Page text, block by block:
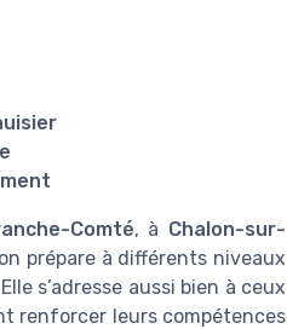
Comté, à Chalon-sur-
prépare à différents niveaux
s’adresse aussi bien à ceux
renforcer leurs compétences